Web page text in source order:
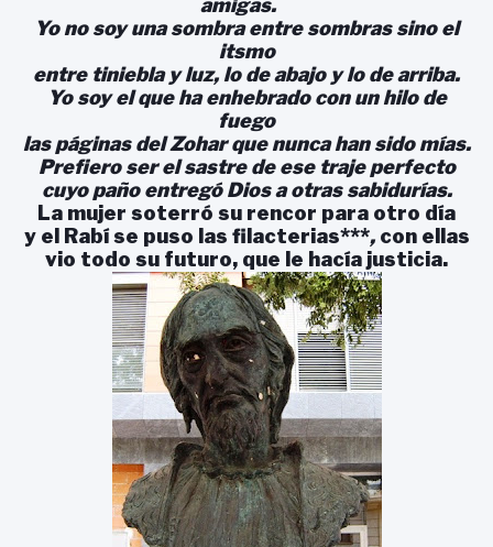
Yo no soy una sombra entre sombras sino el
itsmo
entre tiniebla y luz, lo de abajo y lo de arriba.
Yo soy el que ha enhebrado con un hilo de
fuego
las páginas del Zohar que nunca han sido mías.
Prefiero ser el sastre de ese traje perfecto
cuyo paño entregó Dios a otras sabidurías.
La mujer soterró su rencor para otro día
y el Rabí se puso las filacterias***, con ellas
vio todo su futuro, que le hacía justicia.